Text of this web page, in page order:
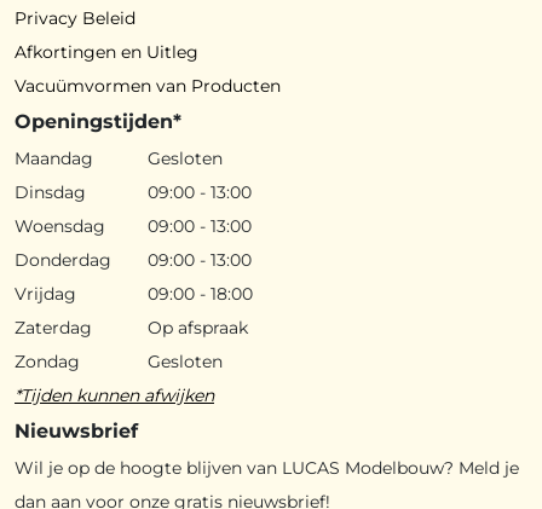
Privacy Beleid
Afkortingen en Uitleg
Vacuümvormen van Producten
Openingstijden*
Maandag
Gesloten
Dinsdag
09:00 - 13:00
Woensdag
09:00 - 13:00
Donderdag
09:00 - 13:00
Vrijdag
09:00 - 18:00
Zaterdag
Op afspraak
Zondag
Gesloten
*Tijden kunnen afwijken
Nieuwsbrief
Wil je op de hoogte blijven van LUCAS Modelbouw? Meld je
dan aan voor onze gratis nieuwsbrief!